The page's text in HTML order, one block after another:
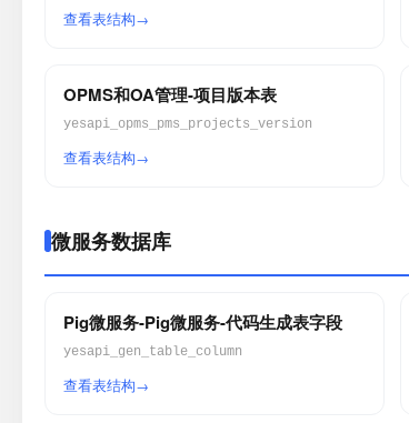
查看表结构
OPMS和OA管理-项目版本表
yesapi_opms_pms_projects_version
查看表结构
微服务数据库
Pig微服务-Pig微服务-代码生成表字段
yesapi_gen_table_column
查看表结构